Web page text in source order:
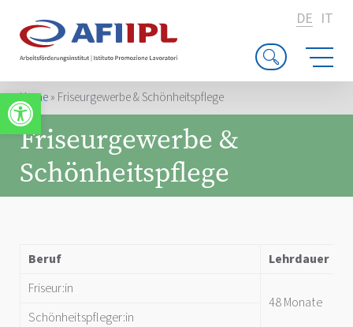
Werkzeugleiste öffnen
DE IT
Home» Friseurgewerbe & Schönheitspflege
Friseurgewerbe &
Schönheitspflege
Beruf
Lehrdauer
Friseur:in
48 Monate
Schönheitspfleger:in